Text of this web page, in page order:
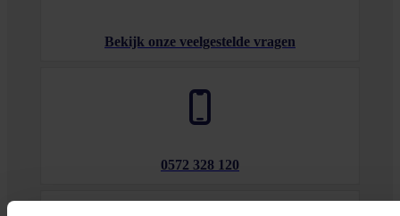
Bekijk onze veelgestelde vragen
0572 328 120